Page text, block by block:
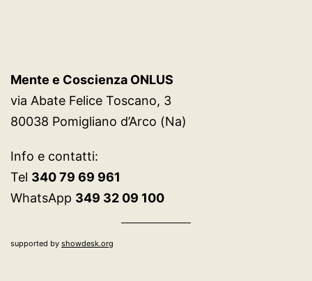
Mente e Coscienza ONLUS
via Abate Felice Toscano, 3
80038 Pomigliano d’Arco (Na)
Info e contatti:
Tel 340 79 69 961
WhatsApp 349 32 09 100
supported by showdesk.org